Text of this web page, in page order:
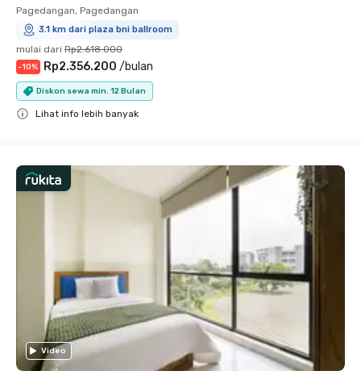
Pagedangan, Pagedangan
3.1 km dari plaza bni ballroom
mulai dari Rp2.618.000
-10% Rp2.356.200 /bulan
Diskon sewa min. 12 Bulan
Lihat info lebih banyak
Video